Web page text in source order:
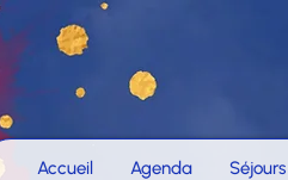
Accueil Agenda Séjours